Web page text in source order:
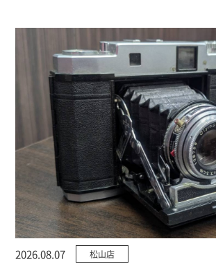
2026.08.07 松山店